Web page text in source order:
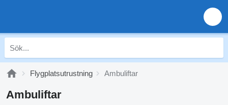
Flygplatsutrustning Ambuliftar
Ambuliftar